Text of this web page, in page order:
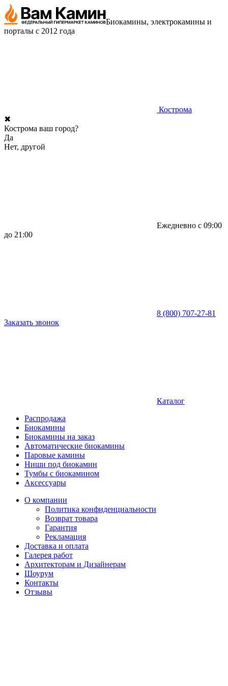
Биокамины, электрокамины и
порталы с 2012 года
Кострома
✖
Кострома ваш город?
Да
Нет, другой
Ежедневно с 09:00
до 21:00
8 (800) 707-27-81
Заказать звонок
Каталог
Распродажа
Биокамины
Биокамины на заказ
Автоматические биокамины
Паровые камины
Ниши под биокамин
Тумбы с биокамином
Аксессуары
О компании
Политика конфиденциальности
Возврат товара
Гарантия
Рекламация
Доставка и оплата
Галерея работ
Архитекторам и Дизайнерам
Шоурум
Контакты
Отзывы